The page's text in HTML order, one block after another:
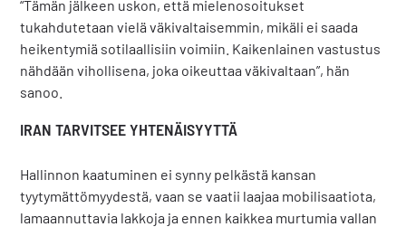
“Tämän jälkeen uskon, että mielenosoitukset
tukahdutetaan vielä väkivaltaisemmin, mikäli ei saada
heikentymiä sotilaallisiin voimiin. Kaikenlainen vastustus
nähdään vihollisena, joka oikeuttaa väkivaltaan”, hän
sanoo.
IRAN TARVITSEE YHTENÄISYYTTÄ
Hallinnon kaatuminen ei synny pelkästä kansan
tyytymättömyydestä, vaan se vaatii laajaa mobilisaatiota,
lamaannuttavia lakkoja ja ennen kaikkea murtumia vallan